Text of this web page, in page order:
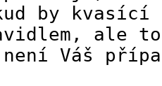
by kvasící
ale to
Váš